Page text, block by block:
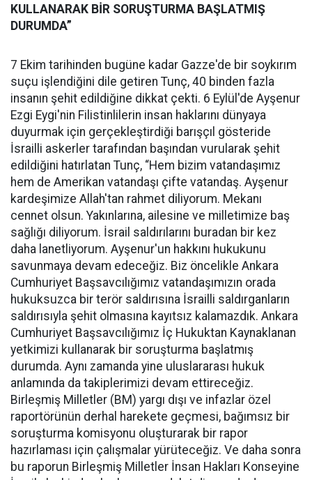
KULLANARAK BİR SORUŞTURMA BAŞLATMIŞ
DURUMDA”
7 Ekim tarihinden bugüne kadar Gazze'de bir soykırım
suçu işlendiğini dile getiren Tunç, 40 binden fazla
insanın şehit edildiğine dikkat çekti. 6 Eylül'de Ayşenur
Ezgi Eygi'nin Filistinlilerin insan haklarını dünyaya
duyurmak için gerçekleştirdiği barışçıl gösteride
İsrailli askerler tarafından başından vurularak şehit
edildiğini hatırlatan Tunç, “Hem bizim vatandaşımız
hem de Amerikan vatandaşı çifte vatandaş. Ayşenur
kardeşimize Allah'tan rahmet diliyorum. Mekanı
cennet olsun. Yakınlarına, ailesine ve milletimize baş
sağlığı diliyorum. İsrail saldırılarını buradan bir kez
daha lanetliyorum. Ayşenur'un hakkını hukukunu
savunmaya devam edeceğiz. Biz öncelikle Ankara
Cumhuriyet Başsavcılığımız vatandaşımızın orada
hukuksuzca bir terör saldırısına İsrailli saldırganların
saldırısıyla şehit olmasına kayıtsız kalamazdık. Ankara
Cumhuriyet Başsavcılığımız İç Hukuktan Kaynaklanan
yetkimizi kullanarak bir soruşturma başlatmış
durumda. Aynı zamanda yine uluslararası hukuk
anlamında da takiplerimizi devam ettireceğiz.
Birleşmiş Milletler (BM) yargı dışı ve infazlar özel
raportörünün derhal harekete geçmesi, bağımsız bir
soruşturma komisyonu oluşturarak bir rapor
hazırlaması için çalışmalar yürüteceğiz. Ve daha sonra
bu raporun Birleşmiş Milletler İnsan Hakları Konseyine